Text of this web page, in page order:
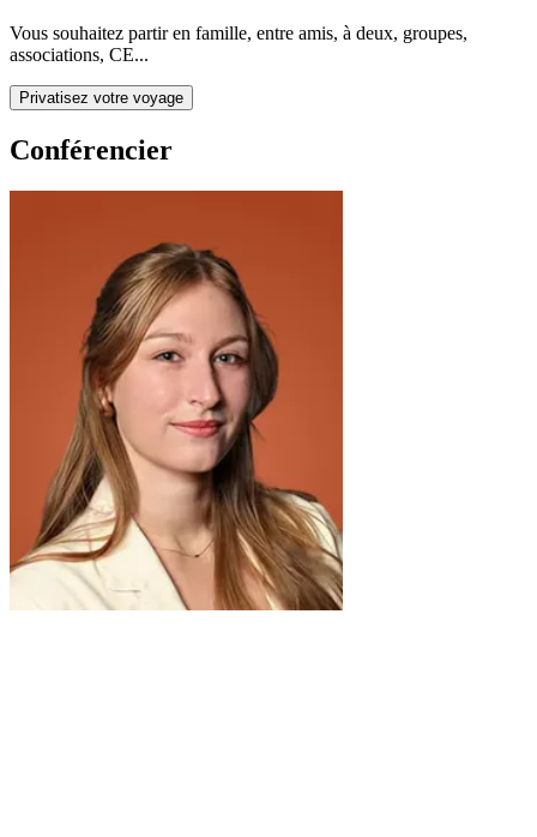
Vous souhaitez partir en famille, entre amis, à deux, groupes,
associations, CE...
Privatisez votre voyage
Conférencier